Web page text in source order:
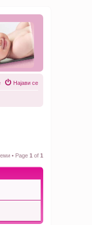
Најави се
• Page 1 of 1